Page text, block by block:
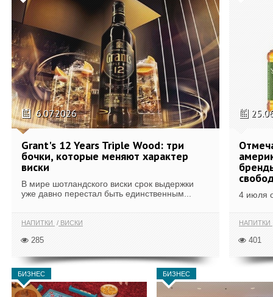
6.07.2026
Grant's 12 Years Triple Wood: три
бочки, которые меняют характер
виски
В мире шотландского виски срок выдержки
уже давно перестал быть единственным...
НАПИТКИ ВИСКИ
285
4 июля
НАПИТКИ
401
БИЗНЕС БИЗНЕС